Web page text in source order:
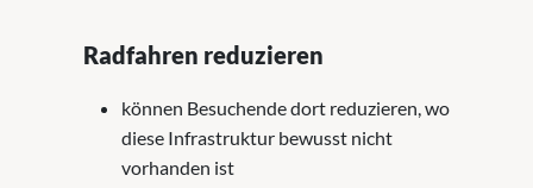
Radfahren reduzieren
können Besuchende dort reduzieren, wo
diese Infrastruktur bewusst nicht
vorhanden ist